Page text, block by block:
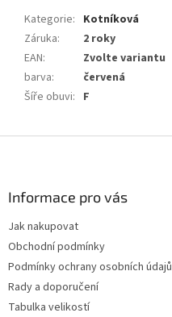
Kategorie: Kotníková
Záruka:
2 roky
EAN:
Zvolte variantu
barva:
červená
Šíře obuvi: F
Informace pro vás
Jak nakupovat
Obchodní podmínky
Podmínky ochrany osobních údajů
Rady a doporučení
Tabulka velikostí